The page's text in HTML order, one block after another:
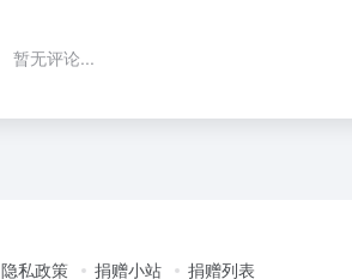
暂无评论...
隐私政策 捐赠小站 捐赠列表